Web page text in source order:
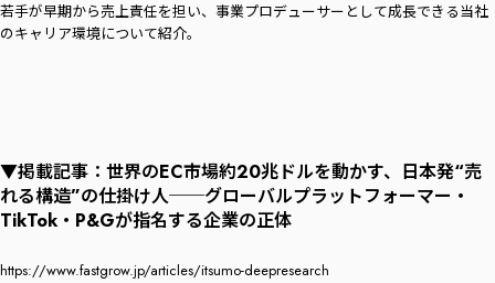
若手が早期から売上責任を担い、事業プロデューサーとして成長できる当社
のキャリア環境について紹介。
▼掲載記事：世界のEC市場約20兆ドルを動かす、日本発“売
れる構造”の仕掛け人──グローバルプラットフォーマー・
TikTok・P&Gが指名する企業の正体
https://www.fastgrow.jp/articles/itsumo-deepresearch